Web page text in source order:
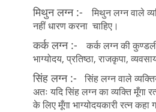
मिथुन लग्न :- मिथुन लग्न वाले
नहीं धारण करना चाहिए।
कर्क लग्न :- कर्क लग्न की
भाग्योदय, प्रतिष्ठा, राजकृपा,
सिंह लग्न :-
सिंह लग्न वाले
अतः यदि सिंह लग्न का व्यक्ति मूँगा
के लिए मूँगा भाग्योदयकारी रत्न कहा